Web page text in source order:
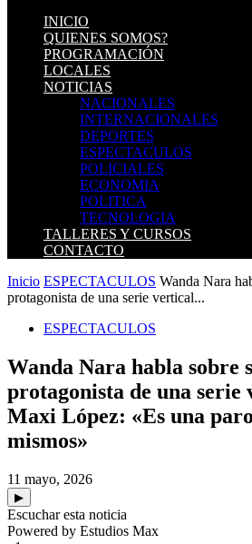
INICIO
QUIENES SOMOS?
PROGRAMACIÓN
LOCALES
NOTICIAS
NACIONALES
INTERNACIONALES
DEPORTES
ESPECTACULOS
POLICIALES
ECONOMIA
POLITICA
TECNOLOGIA
TALLERES Y CURSOS
CONTACTO
Inicio ESPECTACULOS Wanda Nara
protagonista de una serie vertical...
ESPECTACULOS
Wanda Nara habla sobre
protagonista de una
Maxi López: «Es una
mismos»
11 mayo, 2026
▶
Escuchar esta noticia
Powered by Estudios Max